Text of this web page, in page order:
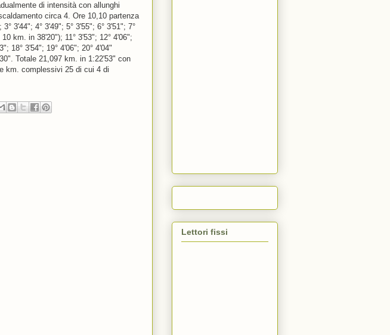
di intensità con allunghi
circa 4. Ore 10,10 partenza
3'44"; 4° 3'49"; 5° 3'55"; 6° 3'51"; 7°
km. in 38'20"); 11° 3'53"; 12° 4'06";
18° 3'54"; 19° 4'06"; 20° 4'04"
Totale 21,097 km. in 1:22'53" con
km. complessivi 25 di cui 4 di
Lettori fissi